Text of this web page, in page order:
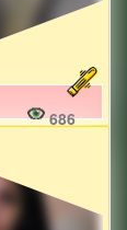
686